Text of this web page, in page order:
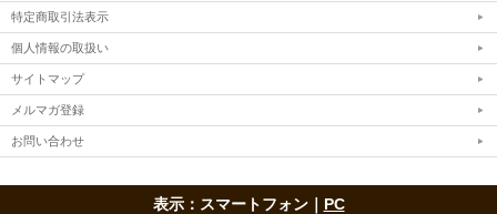
特定商取引法表示
個人情報の取扱い
サイトマップ
メルマガ登録
お問い合わせ
表示：スマートフォン｜ PC